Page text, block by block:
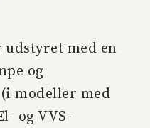
med en
og
modeller med
og VVS-